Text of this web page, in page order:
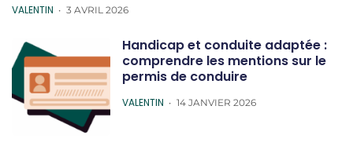
POSTED
VALENTIN 3 AVRIL 2026
Handicap et conduite adaptée :
comprendre les mentions sur le
permis de conduire
POSTED
VALENTIN 14 JANVIER 2026